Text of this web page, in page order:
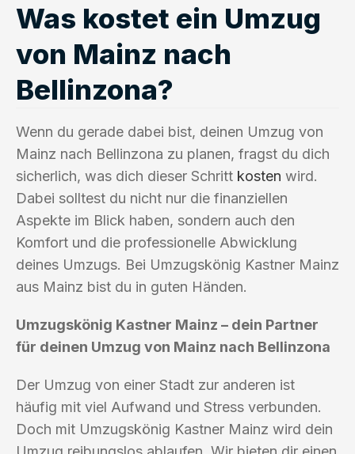
Was kostet ein Umzug
von Mainz nach
Bellinzona?
Wenn du gerade dabei bist, deinen Umzug von
Mainz nach Bellinzona zu planen, fragst du dich
sicherlich, was dich dieser Schritt kosten wird.
Dabei solltest du nicht nur die finanziellen
Aspekte im Blick haben, sondern auch den
Komfort und die professionelle Abwicklung
deines Umzugs. Bei Umzugskönig Kastner Mainz
aus Mainz bist du in guten Händen.
Umzugskönig Kastner Mainz – dein Partner
für deinen Umzug von Mainz nach Bellinzona
Der Umzug von einer Stadt zur anderen ist
häufig mit viel Aufwand und Stress verbunden.
Doch mit Umzugskönig Kastner Mainz wird dein